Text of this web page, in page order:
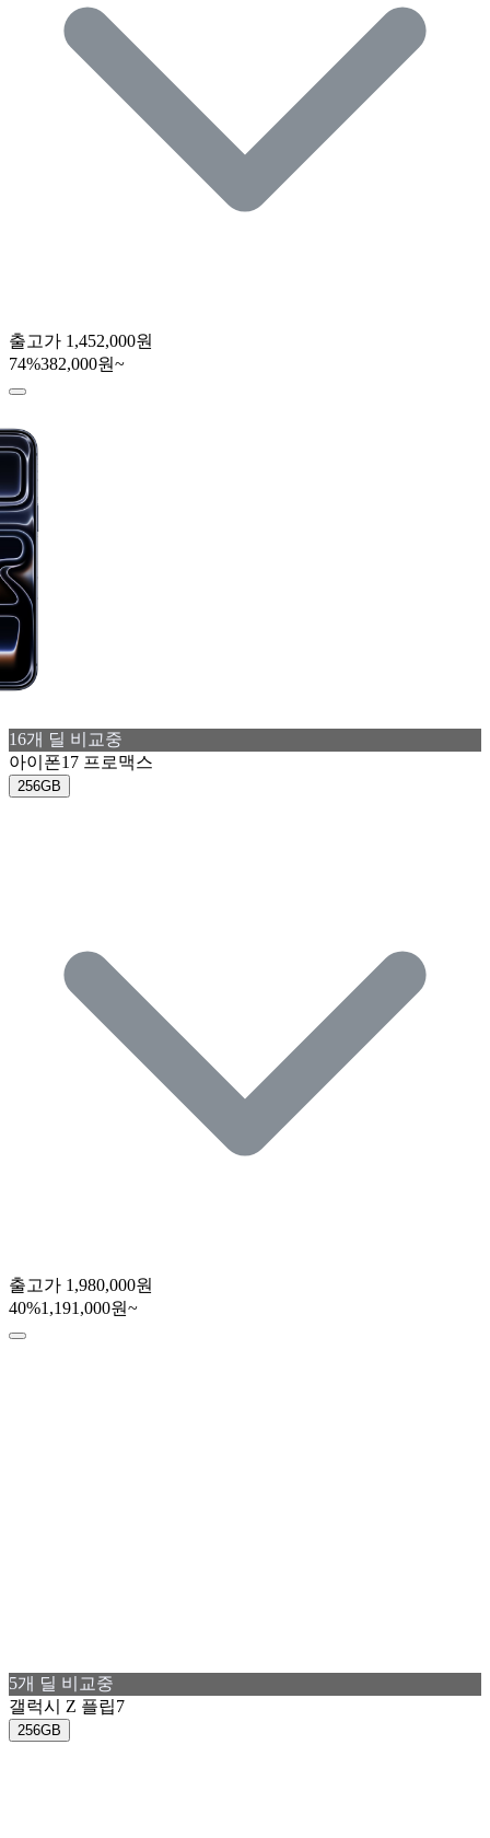
출고가 1,452,000원
74%382,000원~
16개 딜 비교중
아이폰17 프로맥스
256GB
출고가 1,980,000원
40%1,191,000원~
5개 딜 비교중
갤럭시 Z 플립7
256GB